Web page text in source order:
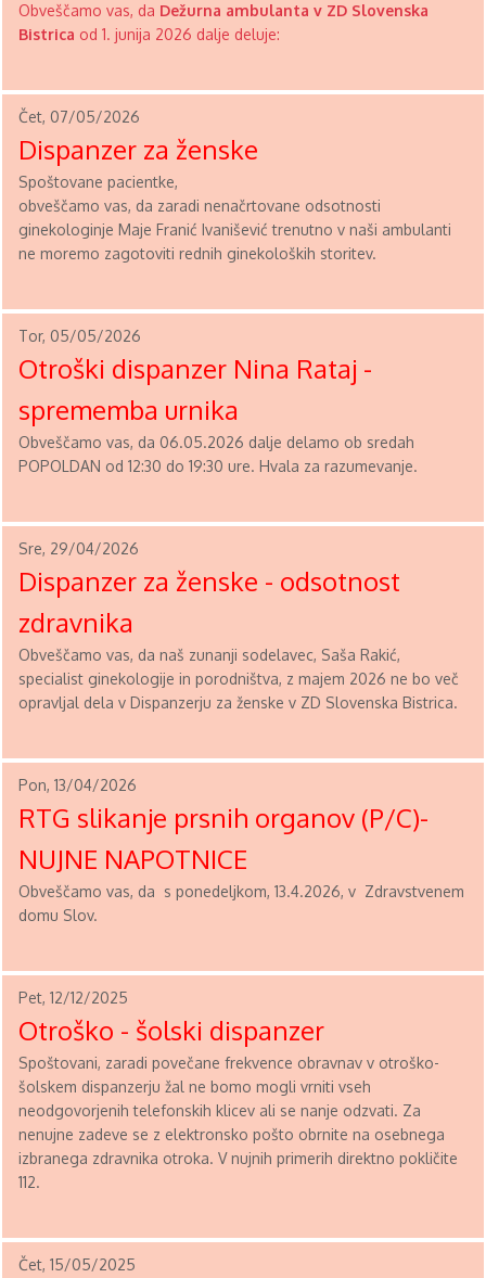
Obveščamo vas, da Dežurna ambulanta v ZD Slovenska
Bistrica od 1. junija 2026 dalje deluje:
Čet, 07/05/2026
Dispanzer za ženske
Spoštovane pacientke,
obveščamo vas, da zaradi nenačrtovane odsotnosti
ginekologinje Maje Franić Ivanišević trenutno v naši ambulanti
ne moremo zagotoviti rednih ginekoloških storitev.
Tor, 05/05/2026
Otroški dispanzer Nina Rataj -
sprememba urnika
Obveščamo vas, da 06.05.2026 dalje delamo ob sredah
POPOLDAN od 12:30 do 19:30 ure. Hvala za razumevanje.
Sre, 29/04/2026
Dispanzer za ženske - odsotnost
zdravnika
Obveščamo vas, da naš zunanji sodelavec, Saša Rakić,
specialist ginekologije in porodništva, z majem 2026 ne bo več
opravljal dela v Dispanzerju za ženske v ZD Slovenska Bistrica.
Pon, 13/04/2026
RTG slikanje prsnih organov (P/C)-
NUJNE NAPOTNICE
Obveščamo vas, da s ponedeljkom, 13.4.2026, v Zdravstvenem
domu Slov.
Pet, 12/12/2025
Otroško - šolski dispanzer
Spoštovani, zaradi povečane frekvence obravnav v otroško-
šolskem dispanzerju žal ne bomo mogli vrniti vseh
neodgovorjenih telefonskih klicev ali se nanje odzvati. Za
nenujne zadeve se z elektronsko pošto obrnite na osebnega
izbranega zdravnika otroka. V nujnih primerih direktno pokličite
112.
Čet, 15/05/2025